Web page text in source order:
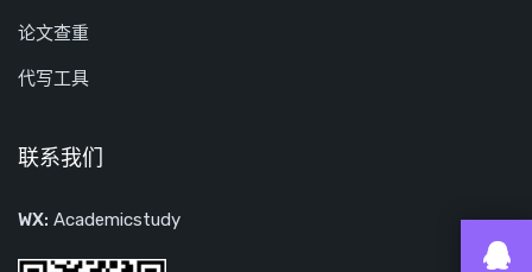
论文查重
代写工具
联系我们
WX: Academicstudy